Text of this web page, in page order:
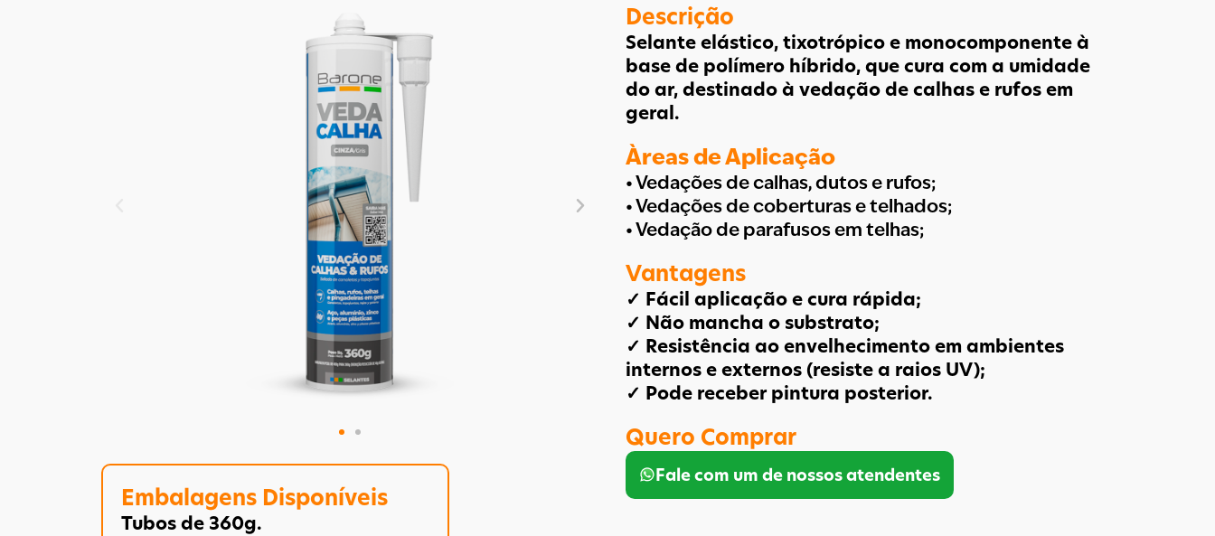
Embalagens Disponíveis
Tubos de 360g.
Descrição
Selante elástico, tixotrópico e monocomponente à
base de polímero híbrido, que cura com a umidade
do ar, destinado à vedação de calhas e rufos em
geral.
Àreas de Aplicação
• Vedações de calhas, dutos e rufos;
• Vedações de coberturas e telhados;
• Vedação de parafusos em telhas;
Vantagens
✓ Fácil aplicação e cura rápida;
✓ Não mancha o substrato;
✓ Resistência ao envelhecimento em ambientes
internos e externos (resiste a raios UV);
✓ Pode receber pintura posterior.
Quero Comprar
Fale com um de nossos atendentes